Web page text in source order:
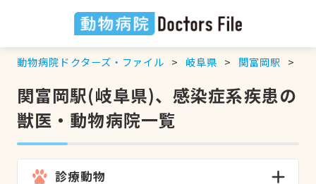
動物病院ドクターズ・ファイル 岐阜県 関富岡駅
関富岡駅(岐阜県)、感染症系疾患の
獣医・動物病院一覧
診療動物